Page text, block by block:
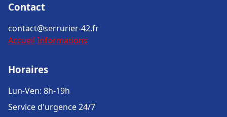
Contact
contact@serrurier-42.fr
Accueil Informations
Horaires
Lun-Ven: 8h-19h
Service d'urgence 24/7